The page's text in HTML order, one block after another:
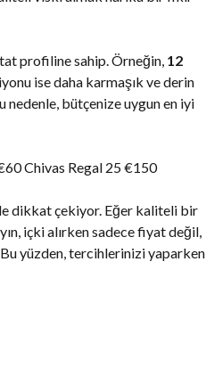
profiline sahip. Örneğin, 12
ise daha karmaşık ve derin
nedenle, bütçenize uygun en iyi
Chivas Regal 25 €150
dikkat çekiyor. Eğer kaliteli bir
içki alırken sadece fiyat değil,
yüzden, tercihlerinizi yaparken